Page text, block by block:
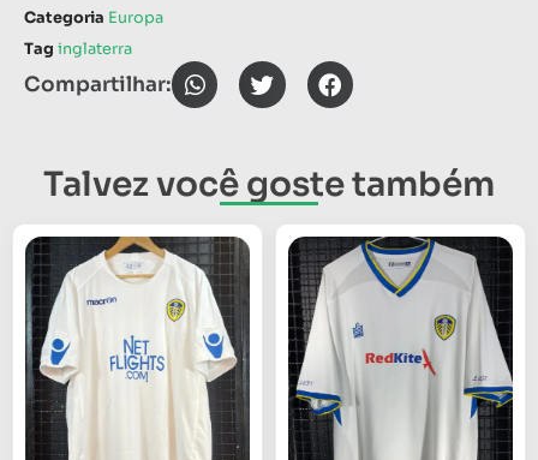
Categoria Europa
Tag inglaterra
Compartilhar:
Talvez você goste também